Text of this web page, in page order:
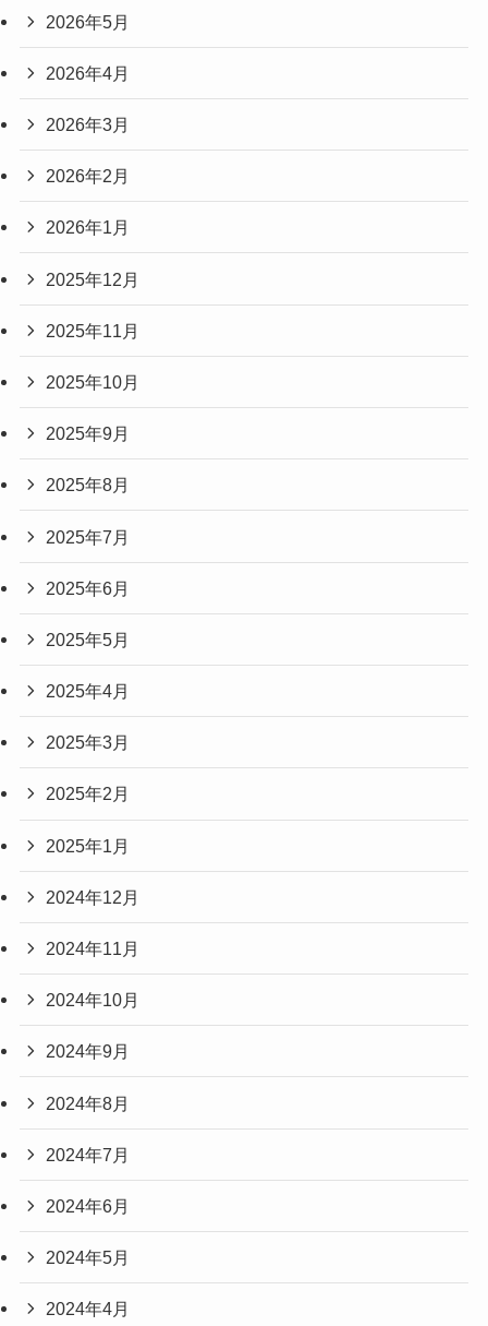
2026年5月
2026年4月
2026年3月
2026年2月
2026年1月
2025年12月
2025年11月
2025年10月
2025年9月
2025年8月
2025年7月
2025年6月
2025年5月
2025年4月
2025年3月
2025年2月
2025年1月
2024年12月
2024年11月
2024年10月
2024年9月
2024年8月
2024年7月
2024年6月
2024年5月
2024年4月